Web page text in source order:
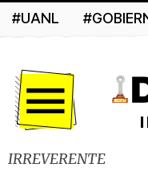
#UANL
IRREVERENTE